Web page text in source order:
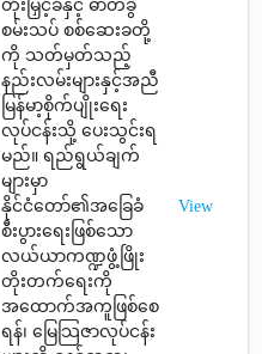
တိုးမြှင့်ခနှင့် ဓာတ်ခွဲ
စမ်းသပ် စစ်ဆေးခတို့
ကို သတ်မှတ်သည့်
နည်းလမ်းများနှင့်အညီ
မြန်မာ့စိုက်ပျိုးရေး
လုပ်ငန်းသို့ ပေးသွင်းရ
မည်။ ရည်ရွယ်ချက်
များမှာ
နိုင်ငံတော်၏အခြေခံ
စီးပွားရေးဖြစ်သော
လယ်ယာကဏ္ဍဖွံ့ဖြိုး
တိုးတက်ရေးကို
အထောက်အကူဖြစ်စေ
ရန်၊ မြေသြဇာလုပ်ငန်း
View